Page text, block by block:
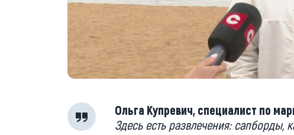
Ольга Купревич, специалист по
Здесь есть развлечения: сапборды,